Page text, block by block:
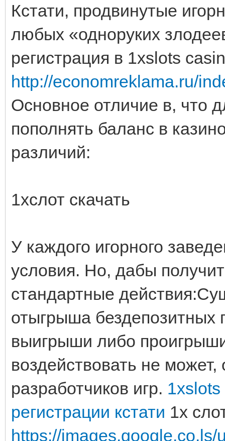
Кстати, продвинутые
любых «одноруких
регистрация в 1xslots
http://economreklama.ru/
Основное отличие в, что
пополнять баланс в
различий:
1хслот скачать
У каждого игорного
условия. Но, дабы
стандартные
отыгрыша бездепозитных
выигрыши либо
воздействовать не может,
разработчиков игр. 1xslots
регистрации кстати 1x
https://images.google.co.ls/